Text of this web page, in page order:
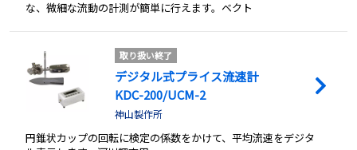
な、微細な流動の計測が簡単に行えます。ベクト
取り扱い終了
デジタル式プライス流速計
KDC-200/UCM-2
神山製作所
円錐状カップの回転に検定の係数をかけて、平均流速をデジタ